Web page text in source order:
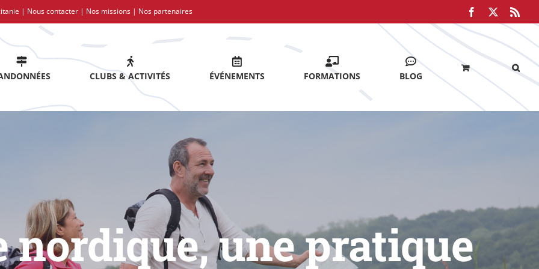
| Nous contacter | Nos missions | Nos partenaires Facebook
CLUBS & ACTIVITÉS ÉVÉNEMENTS FORMATIONS BLOG
nordique, une pratique